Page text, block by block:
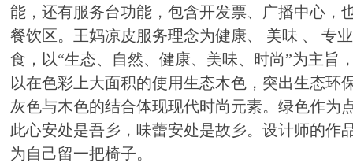
能，还有服务台功能，包含开发票、广播中心，
餐饮区。王妈凉皮服务理念为健康、 美味 、 专
食，以“生态、自然、健康、美味、时尚”为主旨
以在色彩上大面积的使用生态木色，突出生态环
灰色与木色的结合体现现代时尚元素。绿色作为
此心安处是吾乡，味蕾安处是故乡。设计师的作
为自己留一把椅子。